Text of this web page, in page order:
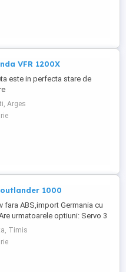
VFR 1200X
este in perfecta stare de
Arges
1000
fara ABS,import Germania cu
urmatoarele optiuni: Servo 3
FOX cu rebound Bullbar
spate Handguardurile Can am
Timis